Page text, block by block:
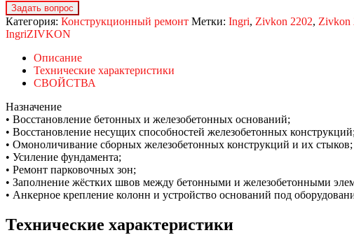
Категория: Конструкционный ремонт Метки: Ingri, Zivkon 2202, Zivkon
IngriZIVKON
Описание
Технические характеристики
СВОЙСТВА
Назначение
• Восстановление бетонных и железобетонных оснований;
• Восстановление несущих способностей железобетонных конструкций;
• Омоноличивание сборных железобетонных конструкций и их стыков;
• Усиление фундамента;
• Ремонт парковочных зон;
• Заполнение жёстких швов между бетонными и железобетонными
• Анкерное крепление колонн и устройство оснований под
Технические характеристики